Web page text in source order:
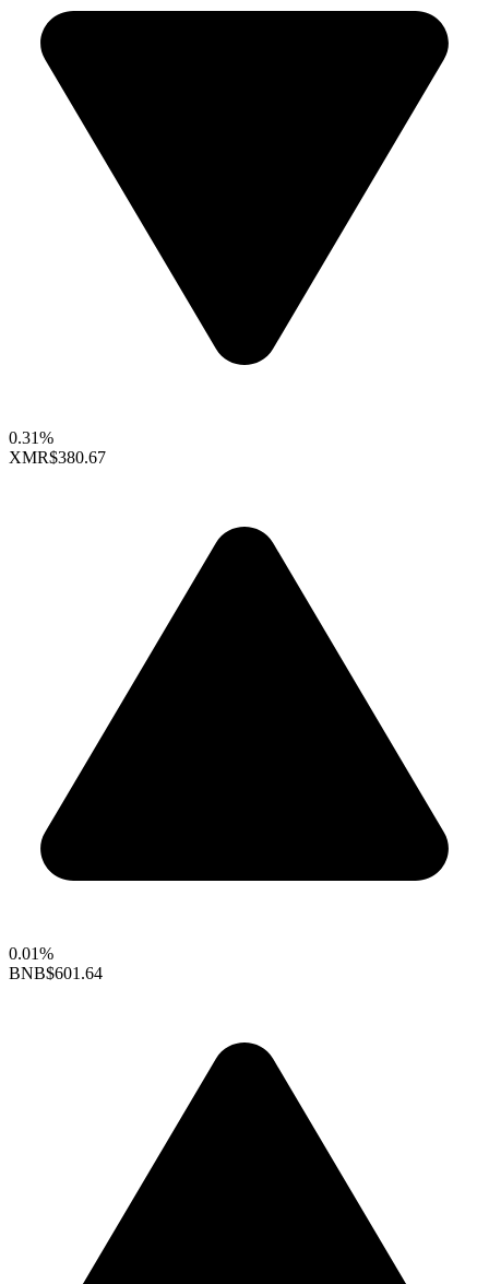
0.31%
XMR$380.67
0.01%
BNB$601.64